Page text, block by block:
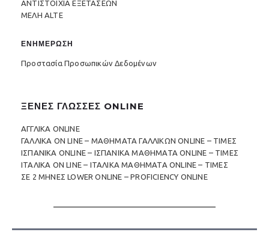
ΑΝΤΙΣΤΟΙΧΙΑ ΕΞΕΤΑΣΕΩΝ
ΜΕΛΗ ALTE
ΕΝΗΜΕΡΩΣΗ
Προστασία Προσωπικών Δεδομένων
ΞΕΝΕΣ ΓΛΩΣΣΕΣ ONLINE
ΑΓΓΛΙΚΑ ONLINE
ΓΑΛΛΙΚΑ ON LINE – ΜΑΘΗΜΑΤΑ ΓΑΛΛΙΚΩΝ ONLINE – ΤΙΜΕΣ
ΙΣΠΑΝΙΚΑ ONLINE – ΙΣΠΑΝΙΚΑ ΜΑΘΗΜΑΤΑ ONLINE – ΤΙΜΕΣ
ΙΤΑΛΙΚΑ ON LINE – ΙΤΑΛΙΚΑ ΜΑΘΗΜΑΤΑ ONLINE – ΤΙΜΕΣ
ΣΕ 2 ΜΗΝΕΣ LOWER ONLINE – PROFICIENCY ONLINE